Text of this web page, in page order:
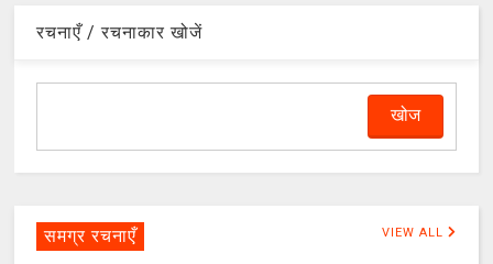
रचनाएँ / रचनाकार खोजें
समग्र रचनाएँ VIEW ALL